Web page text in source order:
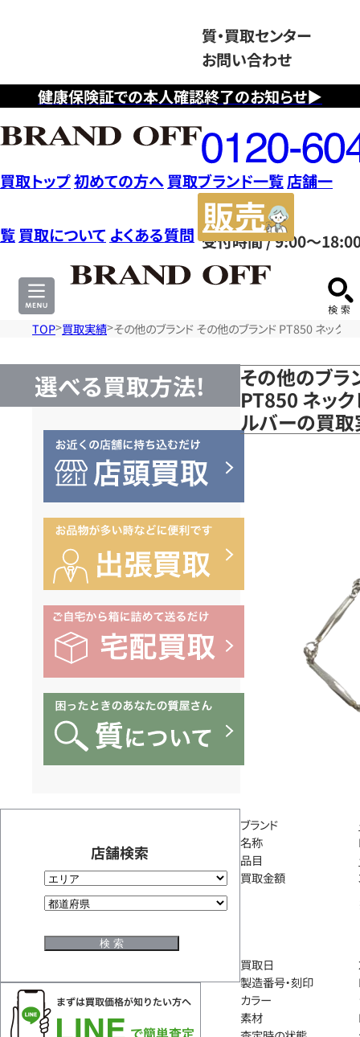
健康保険証での本人確認終了のお知らせ▶
質・買取センター
お問い合わせ
フ
リ
ー
ダ
イ
ヤ
ル
0120604117
受付時間 / 9:00～
買取トップ初めての方へ 買取ブランド一覧店舗一
覧 買取について よくある質問
サ
TOP 買取実績 その他のブランド その他のブランド PT850 ネック
選べる買取方法!
店舗検索
その他のブラ
PT850 ネッ
ルバーの買
ブランド
名称
品目
買取金額
買取日
製造番号・刻印
カラー
素材